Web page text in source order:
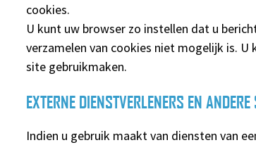
cookies.
U kunt uw browser zo instellen dat u
verzamelen van cookies niet mogelijk is.
site gebruikmaken.
EXTERNE DIENSTVERLENERS EN ANDERE
Indien u gebruik maakt van diensten van